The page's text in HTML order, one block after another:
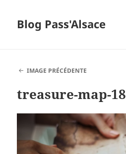
Blog Pass'Alsace
IMAGE PRÉCÉDENTE
treasure-map-